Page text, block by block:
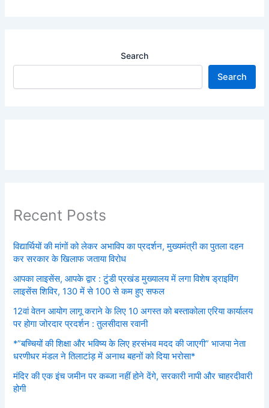
Search
Search
Recent Posts
विद्यार्थियों की मांगों को लेकर अभाविप का प्रदर्शन, मुख्यमंत्री का पुतला दहन
कर सरकार के खिलाफ जताया विरोध
आपका लाइसेंस, आपके द्वार : टुंडी प्रखंड मुख्यालय में लगा विशेष ड्राइविंग
लाइसेंस शिविर, 130 में से 100 से कम हुए सफल
12वां वेतन आयोग लागू कराने के लिए 10 अगस्त को बस्ताकोला एरिया कार्यालय
पर होगा जोरदार प्रदर्शन : तुलसीदास रवानी
*”बच्चियों की शिक्षा और भविष्य के लिए हरसंभव मदद की जाएगी” भाजपा नेता
धरणीधर मंडल ने तिलाटांड़ में अनाथ बहनों को दिया भरोसा*
मंदिर की एक इंच जमीन पर कब्जा नहीं होने देंगे, सरकारी नापी और चाहरदीवारी
होगी